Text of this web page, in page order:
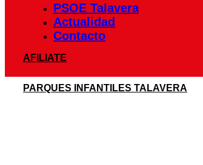
PSOE Talavera
Actualidad
Contacto
AFILIATE
PARQUES INFANTILES TALAVERA